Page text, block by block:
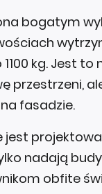
bogatym
kg. Jest
przestrzeni,
fasadzie.
jest
nadają
obfite